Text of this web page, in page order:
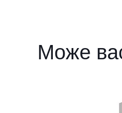
Може